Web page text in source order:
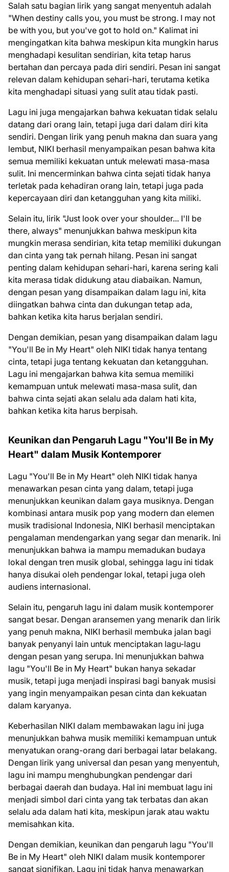
Salah satu bagian lirik yang sangat menyentuh adalah
"When destiny calls you, you must be strong. I may not
be with you, but you've got to hold on." Kalimat ini
mengingatkan kita bahwa meskipun kita mungkin harus
menghadapi kesulitan sendirian, kita tetap harus
bertahan dan percaya pada diri sendiri. Pesan ini sangat
relevan dalam kehidupan sehari-hari, terutama ketika
kita menghadapi situasi yang sulit atau tidak pasti.
Lagu ini juga mengajarkan bahwa kekuatan tidak selalu
datang dari orang lain, tetapi juga dari dalam diri kita
sendiri. Dengan lirik yang penuh makna dan suara yang
lembut, NIKI berhasil menyampaikan pesan bahwa kita
semua memiliki kekuatan untuk melewati masa-masa
sulit. Ini mencerminkan bahwa cinta sejati tidak hanya
terletak pada kehadiran orang lain, tetapi juga pada
kepercayaan diri dan ketangguhan yang kita miliki.
Selain itu, lirik "Just look over your shoulder... I'll be
there, always" menunjukkan bahwa meskipun kita
mungkin merasa sendirian, kita tetap memiliki dukungan
dan cinta yang tak pernah hilang. Pesan ini sangat
penting dalam kehidupan sehari-hari, karena sering kali
kita merasa tidak didukung atau diabaikan. Namun,
dengan pesan yang disampaikan dalam lagu ini, kita
diingatkan bahwa cinta dan dukungan tetap ada,
bahkan ketika kita harus berjalan sendiri.
Dengan demikian, pesan yang disampaikan dalam lagu
"You'll Be in My Heart" oleh NIKI tidak hanya tentang
cinta, tetapi juga tentang kekuatan dan ketangguhan.
Lagu ini mengajarkan bahwa kita semua memiliki
kemampuan untuk melewati masa-masa sulit, dan
bahwa cinta sejati akan selalu ada dalam hati kita,
bahkan ketika kita harus berpisah.
Keunikan dan Pengaruh Lagu "You'll Be in My
Heart" dalam Musik Kontemporer
Lagu "You'll Be in My Heart" oleh NIKI tidak hanya
menawarkan pesan cinta yang dalam, tetapi juga
menunjukkan keunikan dalam gaya musiknya. Dengan
kombinasi antara musik pop yang modern dan elemen
musik tradisional Indonesia, NIKI berhasil menciptakan
pengalaman mendengarkan yang segar dan menarik. Ini
menunjukkan bahwa ia mampu memadukan budaya
lokal dengan tren musik global, sehingga lagu ini tidak
hanya disukai oleh pendengar lokal, tetapi juga oleh
audiens internasional.
Selain itu, pengaruh lagu ini dalam musik kontemporer
sangat besar. Dengan aransemen yang menarik dan lirik
yang penuh makna, NIKI berhasil membuka jalan bagi
banyak penyanyi lain untuk menciptakan lagu-lagu
dengan pesan yang serupa. Ini menunjukkan bahwa
lagu "You'll Be in My Heart" bukan hanya sekadar
musik, tetapi juga menjadi inspirasi bagi banyak musisi
yang ingin menyampaikan pesan cinta dan kekuatan
dalam karyanya.
Keberhasilan NIKI dalam membawakan lagu ini juga
menunjukkan bahwa musik memiliki kemampuan untuk
menyatukan orang-orang dari berbagai latar belakang.
Dengan lirik yang universal dan pesan yang menyentuh,
lagu ini mampu menghubungkan pendengar dari
berbagai daerah dan budaya. Hal ini membuat lagu ini
menjadi simbol dari cinta yang tak terbatas dan akan
selalu ada dalam hati kita, meskipun jarak atau waktu
memisahkan kita.
Dengan demikian, keunikan dan pengaruh lagu "You'll
Be in My Heart" oleh NIKI dalam musik kontemporer
sangat signifikan. Lagu ini tidak hanya menawarkan